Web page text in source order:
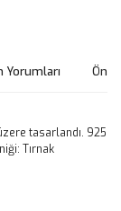
Yorumları
tasarlandı. 925
Tırnak